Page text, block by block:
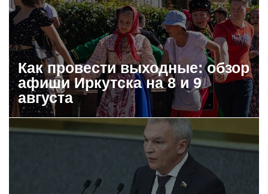
Как провести выходные: обзор
афиши Иркутска на 8 и 9
августа